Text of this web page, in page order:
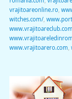
vrajitoareonline.ro,
witches.com/,
www.vrajitoareclub.com
www.vrajitoarero.com